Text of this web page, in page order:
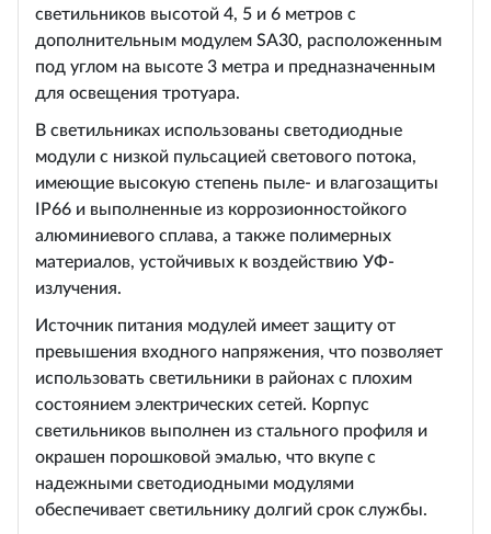
светильников высотой 4, 5 и 6 метров с
дополнительным модулем SA30, расположенным
под углом на высоте 3 метра и предназначенным
для освещения тротуара.
В светильниках использованы светодиодные
модули с низкой пульсацией светового потока,
имеющие высокую степень пыле- и влагозащиты
IP66 и выполненные из коррозионностойкого
алюминиевого сплава, а также полимерных
материалов, устойчивых к воздействию УФ-
излучения.
Источник питания модулей имеет защиту от
превышения входного напряжения, что позволяет
использовать светильники в районах с плохим
состоянием электрических сетей. Корпус
светильников выполнен из стального профиля и
окрашен порошковой эмалью, что вкупе с
надежными светодиодными модулями
обеспечивает светильнику долгий срок службы.